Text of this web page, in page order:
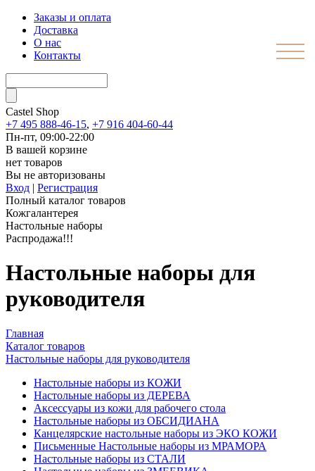
Заказы и оплата
Доставка
О нас
Контакты
Castel Shop
+7 495 888-46-15, +7 916 404-60-44
Пн-пт, 09:00-22:00
В вашей корзине
нет товаров
Вы не авторизованы
Вход | Регистрация
Полный каталог товаров
Кожгалантерея
Настольные наборы
Распродажа!!!
Настольные наборы для
руководителя
Главная
Каталог товаров
Настольные наборы для руководителя
Настольные наборы из КОЖИ
Настольные наборы из ДЕРЕВА
Аксессуары из кожи для рабочего стола
Настольные наборы из ОБСИДИАНА
Канцелярские настольные наборы из ЭКО КОЖИ
Письменные Настольные наборы из МРАМОРА
Настольные наборы из СТАЛИ